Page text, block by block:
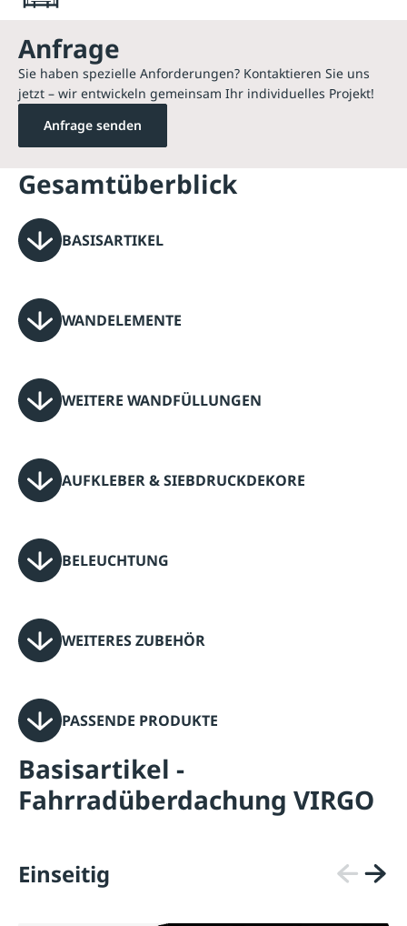
Anfrage
Sie haben spezielle Anforderungen? Kontaktieren Sie uns
jetzt – wir entwickeln gemeinsam Ihr individuelles Projekt!
Anfrage senden
Gesamtüberblick
BASISARTIKEL
WANDELEMENTE
WEITERE WANDFÜLLUNGEN
AUFKLEBER & SIEBDRUCKDEKORE
BELEUCHTUNG
WEITERES ZUBEHÖR
PASSENDE PRODUKTE
Basisartikel -
Fahrradüberdachung VIRGO
Einseitig